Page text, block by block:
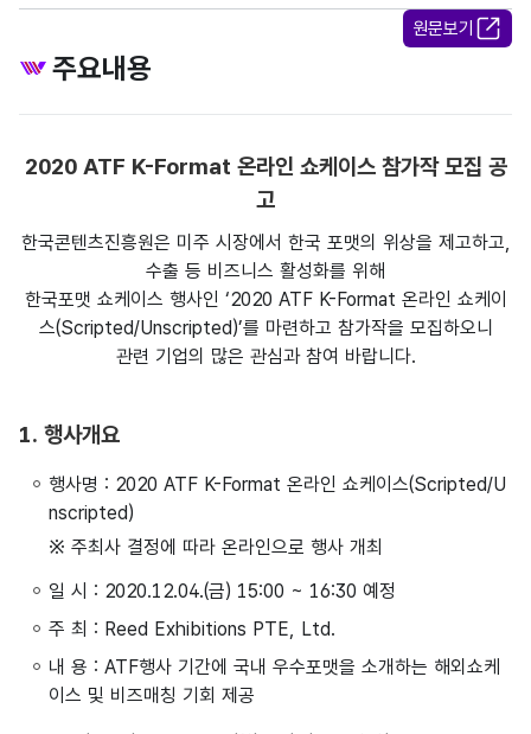
원문보기
주요내용
2020 ATF K-Format 온라인 쇼케이스 참가작 모집 공
고
한국콘텐츠진흥원은 미주 시장에서 한국 포맷의 위상을 제고하고,
수출 등 비즈니스 활성화를 위해
한국포맷 쇼케이스 행사인 ‘2020 ATF K-Format 온라인 쇼케이
스(Scripted/Unscripted)’를 마련하고 참가작을 모집하오니
관련 기업의 많은 관심과 참여 바랍니다.
1. 행사개요
행사명 : 2020 ATF K-Format 온라인 쇼케이스(Scripted/U
nscripted)
※ 주최사 결정에 따라 온라인으로 행사 개최
일 시 : 2020.12.04.(금) 15:00 ~ 16:30 예정
주 최 : Reed Exhibitions PTE, Ltd.
내 용 : ATF행사 기간에 국내 우수포맷을 소개하는 해외쇼케
이스 및 비즈매칭 기회 제공